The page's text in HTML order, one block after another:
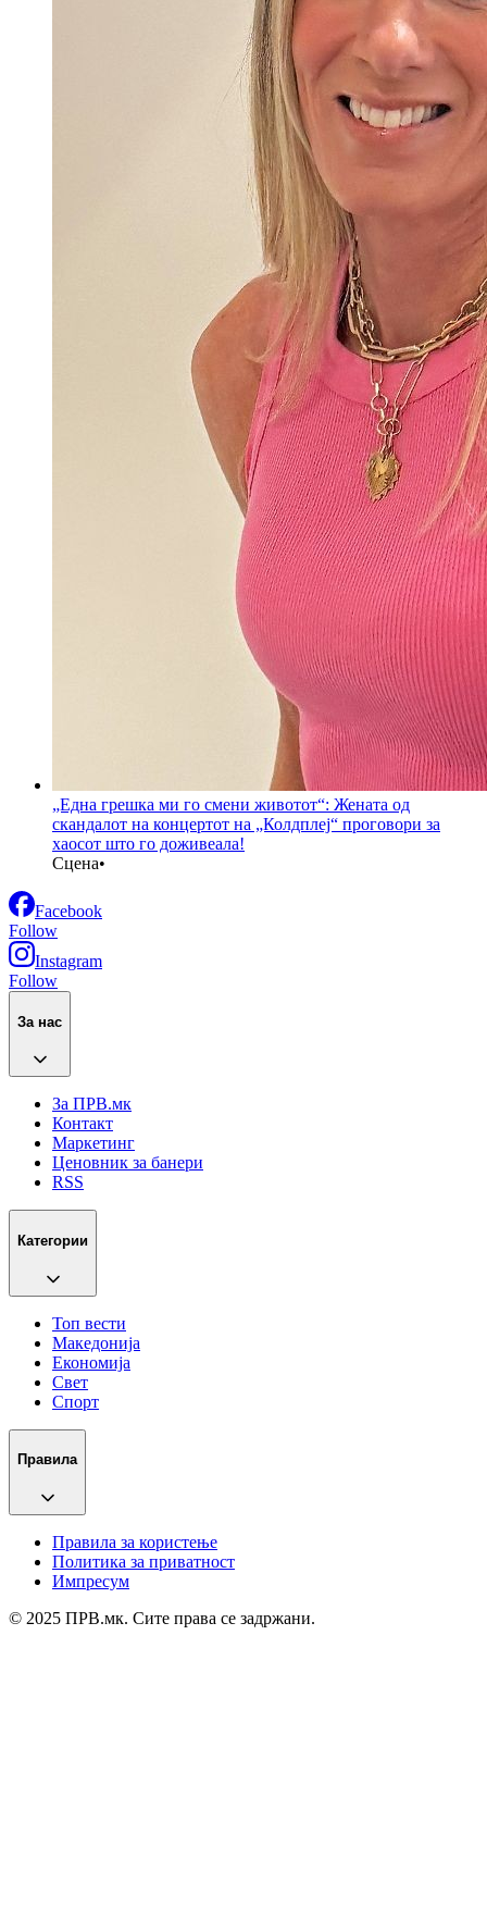
„Една грешка ми го смени животот“: Жената од
скандалот на концертот на „Колдплеј“ проговори за
хаосот што го доживеала!
Сцена•
Facebook
Follow
Instagram
Follow
За нас
За ПРВ.мк
Контакт
Маркетинг
Ценовник за банери
RSS
Категории
Топ вести
Македонија
Економија
Свет
Спорт
Правила
Правила за користење
Политика за приватност
Импресум
© 2025 ПРВ.мк. Сите права се задржани.